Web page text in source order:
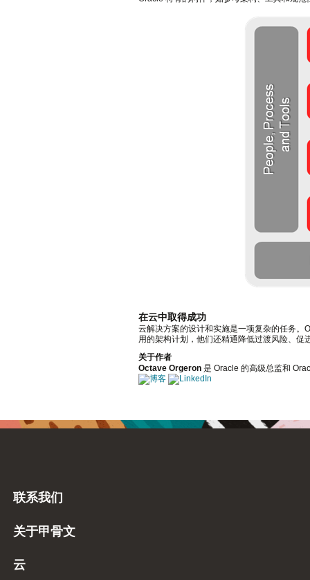
在云中取得成功
云解决方案的设计和实施是一项复杂的任务。
用的架构计划，他们还精通降低过渡风险、
关于作者
Octave Orgeron 是 Oracle 的高级总监和
联系我们
关于甲骨文
云